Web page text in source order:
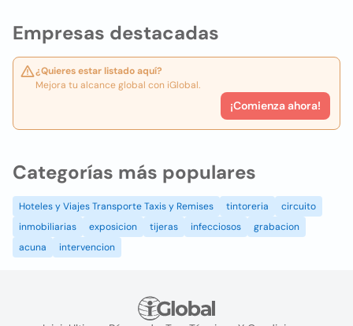
Empresas destacadas
¿Quieres estar listado aquí?
Mejora tu alcance global con iGlobal.
¡Comienza ahora!
Categorías más populares
Hoteles y Viajes Transporte Taxis y Remises tintoreria
circuito
inmobiliarias
exposicion tijeras infecciosos
grabacion
acuna
intervencion